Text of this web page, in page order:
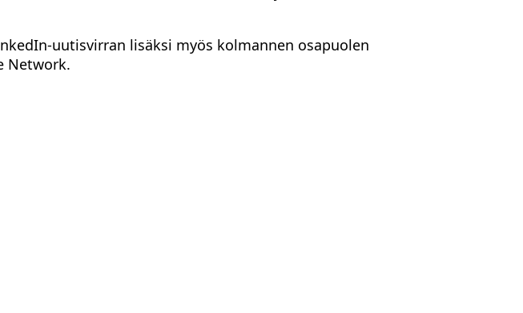
uutisvirran lisäksi myös kolmannen osapuolen
Network.